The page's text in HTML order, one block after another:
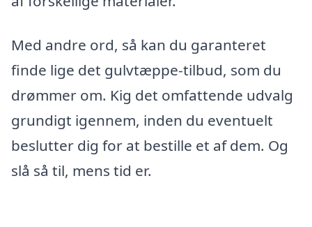
Med andre ord, så kan du garanteret
finde lige det gulvtæppe-tilbud, som du
drømmer om. Kig det omfattende udvalg
grundigt igennem, inden du eventuelt
beslutter dig for at bestille et af dem. Og
slå så til, mens tid er.